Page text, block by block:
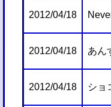
2012/04/18
2012/04/18 あん
2012/04/18 ショ